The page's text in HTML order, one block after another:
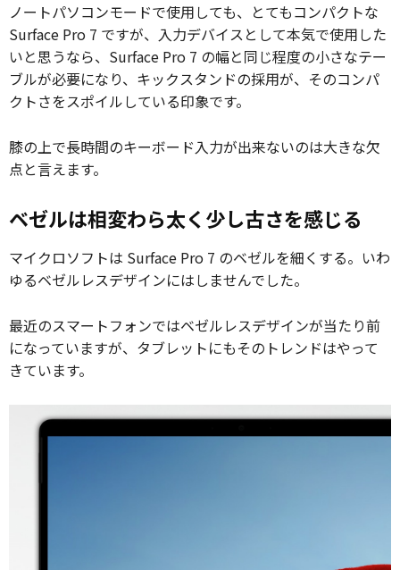
ノートパソコンモードで使用しても、とてもコンパクトな
Surface Pro 7 ですが、入力デバイスとして本気で使用した
いと思うなら、Surface Pro 7 の幅と同じ程度の小さなテー
ブルが必要になり、キックスタンドの採用が、そのコンパ
クトさをスポイルしている印象です。
膝の上で長時間のキーボード入力が出来ないのは大きな欠
点と言えます。
ベゼルは相変わら太く少し古さを感じる
マイクロソフトは Surface Pro 7 のベゼルを細くする。いわ
ゆるベゼルレスデザインにはしませんでした。
最近のスマートフォンではベゼルレスデザインが当たり前
になっていますが、タブレットにもそのトレンドはやって
きています。